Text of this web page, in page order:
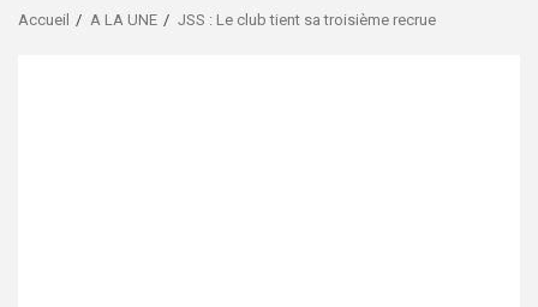
Accueil A LA UNE JSS : Le club tient sa troisième recrue